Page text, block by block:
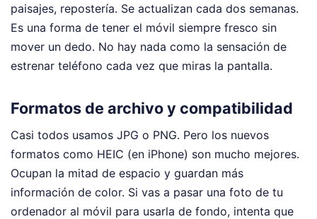
paisajes, repostería. Se actualizan cada dos semanas.
Es una forma de tener el móvil siempre fresco sin
mover un dedo. No hay nada como la sensación de
estrenar teléfono cada vez que miras la pantalla.
Formatos de archivo y compatibilidad
Casi todos usamos JPG o PNG. Pero los nuevos
formatos como HEIC (en iPhone) son mucho mejores.
Ocupan la mitad de espacio y guardan más
información de color. Si vas a pasar una foto de tu
ordenador al móvil para usarla de fondo, intenta que